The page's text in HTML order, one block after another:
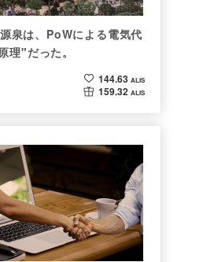
泉は、PoWによる電気代
理"だった。
144.63 ALIS
159.32 ALIS